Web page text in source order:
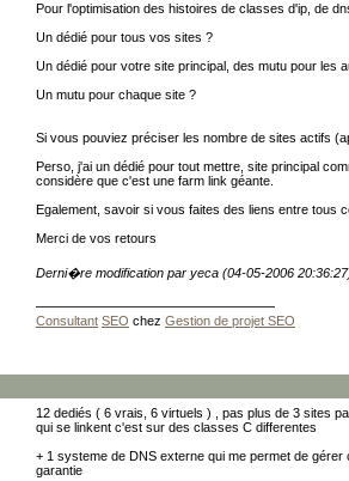
Pour l'optimisation des histoires de classes d'ip, de
Un dédié pour tous vos sites ?
Un dédié pour votre site principal, des mutu pour les
Un mutu pour chaque site ?
Si vous pouviez préciser les nombre de sites actifs
Perso, j'ai un dédié pour tout mettre, site principal
considère que c'est une farm link géante.
Egalement, savoir si vous faites des liens entre tous
Merci de vos retours
Derni�re modification par yeca (04-05-2006
Consultant SEO chez Gestion de projet SEO
12 dediés ( 6 vrais, 6 virtuels ) , pas plus de 3 sites
qui se linkent c'est sur des classes C differentes
+ 1 systeme de DNS externe qui me permet de
garantie